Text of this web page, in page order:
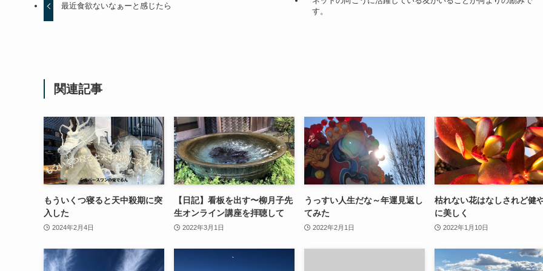
最近食欲ないなぁーと感じたら
す。
関連記事
もういくつ寝ると天中殺期に突
入した
2024年2月4日
【日記】看板を出す〜柳月子先
生オンライン講座を拝聴して
2022年3月1日
うっすい人生だな～年運見返し
てみた
2022年2月1日
枯れない花はなしされど健
に美しく
2022年1月10日